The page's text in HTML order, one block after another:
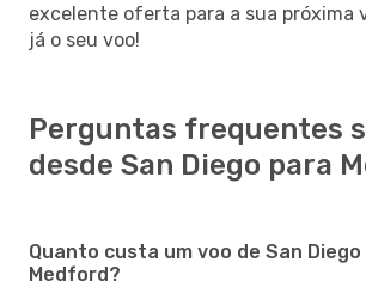
excelente oferta para a sua próxima
já o seu voo!
Perguntas frequentes
desde San Diego para
Quanto custa um voo de San Diego
Medford?